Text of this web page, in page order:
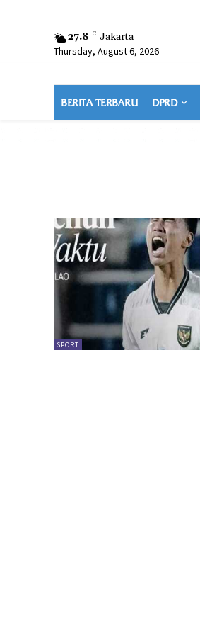
27.8 C Jakarta
Thursday, August 6, 2026
BERITA TERBARU DPRD
SPORT